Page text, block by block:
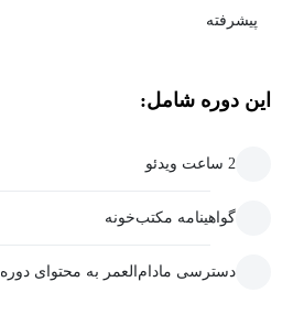
پیشرفته
این دوره شامل:
2 ساعت ویدئو
گواهینامه مکتب‌خونه
دسترسی مادام‌العمر به محتوای دوره